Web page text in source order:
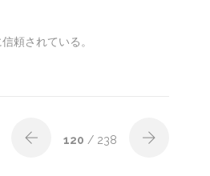
頼されている。
120 / 238